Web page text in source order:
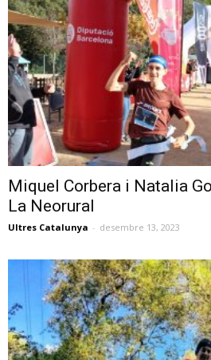
Miquel Corbera i Natalia
La Neorural
Ultres Catalunya - desembre 13, 2023